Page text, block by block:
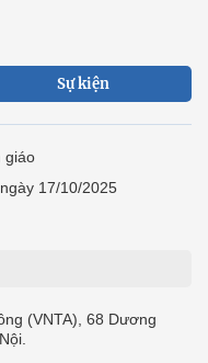
Sự kiện
giáo
17/10/2025
(VNTA), 68 Dương